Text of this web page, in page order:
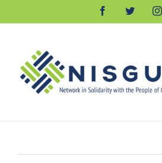
FacebookTwitter